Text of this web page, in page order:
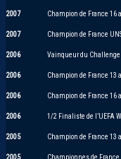
2007 Champion de France 16
2007 Champion de France
2006 Vainqueur du Challenge
2006 Champion de France 13
2006 Champion de France 16
2006 1/2 Finaliste de l’UEFA
2005 Champion de France 13
2005 Championnes de France